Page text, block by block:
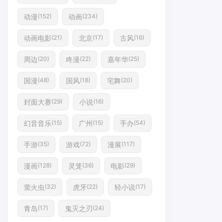
动漫(152) 动画(234)
动画电影(21) 北京(17) 古风(16)
周边 (20) 咚漫(22) 嘉年华(25)
国漫(48) 国风(18) 宅舞(20)
封面大赛(29) 小说(16)
幻音音乐(15) 广州 (15) 手办(54)
手游(35) 游戏(72) 漫展(117)
漫画(128) 灵笼(36) 电影(29)
萤火虫 (32) 虎牙(22) 轻小说(17)
青岛(17) 鬼灭之刃(24)